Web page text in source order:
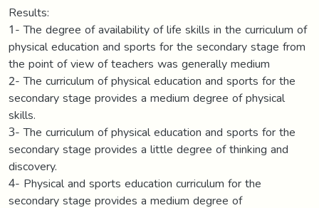
Results:
1- The degree of availability of life skills in the curriculum of
physical education and sports for the secondary stage from
the point of view of teachers was generally medium
2- The curriculum of physical education and sports for the
secondary stage provides a medium degree of physical
skills.
3- The curriculum of physical education and sports for the
secondary stage provides a little degree of thinking and
discovery.
4- Physical and sports education curriculum for the
secondary stage provides a medium degree of